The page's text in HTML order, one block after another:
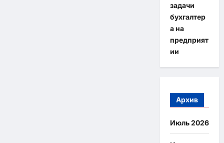
задачи
бухгалтер
а на
предприят
ии
Архив
Июль 2026